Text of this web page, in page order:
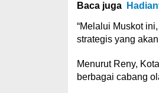
Baca juga
“Melalui Muskot
strategis yang
Menurut Reny,
berbagai cabang